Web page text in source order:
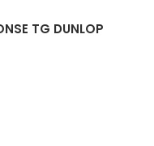
TG DUNLOP